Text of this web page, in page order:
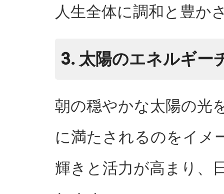
人生全体に調和と豊か
3. 太陽のエネルギー
朝の穏やかな太陽の光
に満たされるのをイメ
輝きと活力が高まり、